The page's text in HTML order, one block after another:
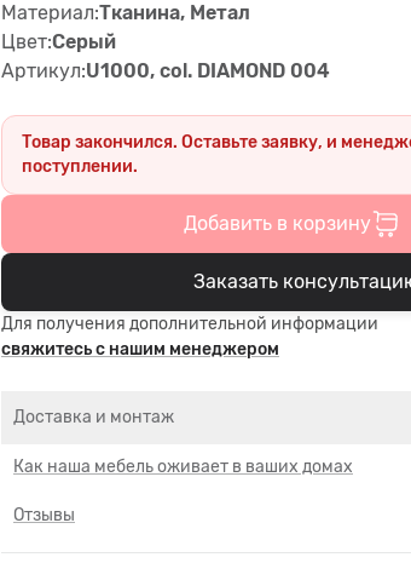
Материал:Тканина, Метал
Цвет:Серый
Артикул:U1000, col. DIAMOND 004
Товар закончился. Оставьте заявку, и
поступлении.
Добавить в корзину
В корзине
Заказать
Для получения дополнительной информации
свяжитесь с нашим менеджером
Доставка и монтаж
Как наша мебель оживает в ваших домах
Отзывы